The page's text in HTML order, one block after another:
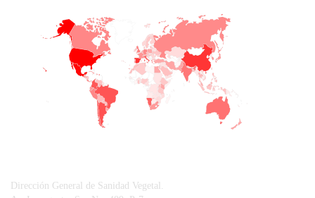
Dirección General de Sanidad Vegetal.